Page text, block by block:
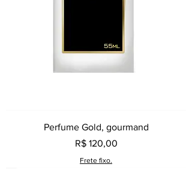
Perfume Gold, gourmand
Preço
R$ 120,00
Frete fixo.